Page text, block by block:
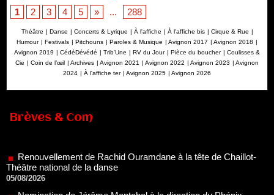
1
2 3 4 5 » ... 288
Théâtre | Danse | Concerts & Lyrique | À l'affiche | À l'affiche bis | Cirque & Rue |
Humour | Festivals | Pitchouns | Paroles & Musique | Avignon 2017 | Avignon 2018 |
Avignon 2019 | CédéDévédé | Trib'Une | RV du Jour | Pièce du boucher | Coulisses &
Cie | Coin de l’œil | Archives | Avignon 2021 | Avignon 2022 | Avignon 2023 | Avignon
2024 | À l'affiche ter | Avignon 2025 | Avignon 2026
Brèves & Com
Renouvellement de Rachid Ouramdane à la tête de Chaillot-
Nomination de Jérôme Montchal à la direction du Phénix,
Scène nationale de Valenciennes Métropole
22/07/2026